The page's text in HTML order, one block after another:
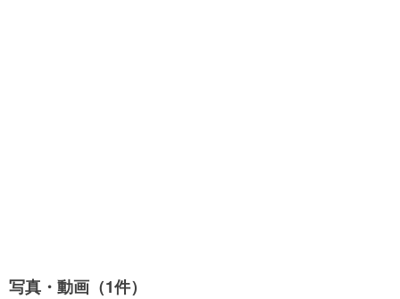
写真・動画（1件）